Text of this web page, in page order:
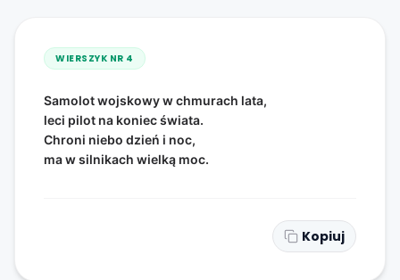
WIERSZYK NR 4
Samolot wojskowy w chmurach lata,
leci pilot na koniec świata.
Chroni niebo dzień i noc,
ma w silnikach wielką moc.
Kopiuj